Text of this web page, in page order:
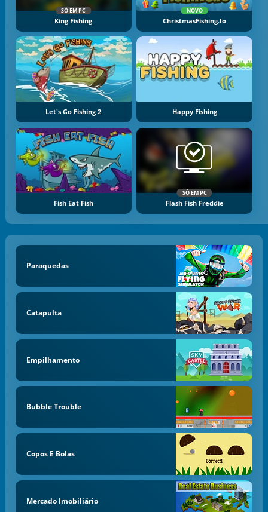
SÓ EM PC
King Fishing
NOVO
ChristmasFishing.io
Let's Go Fishing 2 Happy Fishing
Fish Eat Fish
SÓ EM PC
Flash Fish Freddie
Paraquedas
Catapulta
Empilhamento
Bubble Trouble
Copos E Bolas
Mercado Imobiliário